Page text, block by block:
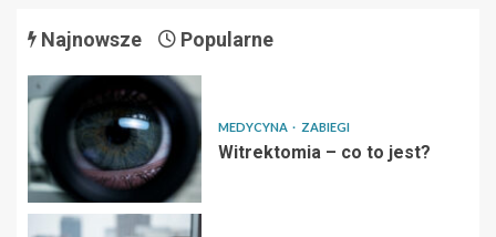
Najnowsze Popularne
MEDYCYNA ZABIEGI
Witrektomia – co to jest?